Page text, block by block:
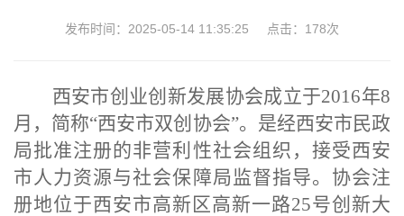
发布时间：2025-05-14 11:35:25 点击： 178次
西安市创业创新发展协会成立于2016年8
月，简称“西安市双创协会”。是经西安市民政
局批准注册的非营利性社会组织，接受西安
市人力资源与社会保障局监督指导。协会注
册地位于西安市高新区高新一路25号创新大